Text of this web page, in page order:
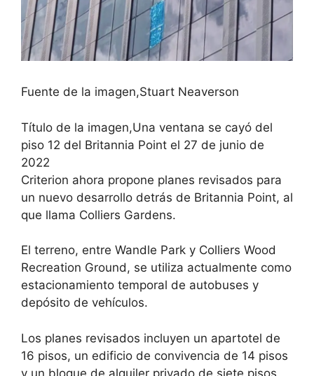
Fuente de la imagen,Stuart Neaverson
Título de la imagen,Una ventana se cayó del
piso 12 del Britannia Point el 27 de junio de
2022
Criterion ahora propone planes revisados ​​para
un nuevo desarrollo detrás de Britannia Point, al
que llama Colliers Gardens.
El terreno, entre Wandle Park y Colliers Wood
Recreation Ground, se utiliza actualmente como
estacionamiento temporal de autobuses y
depósito de vehículos.
Los planes revisados ​​incluyen un apartotel de
16 pisos, un edificio de convivencia de 14 pisos
y un bloque de alquiler privado de siete pisos